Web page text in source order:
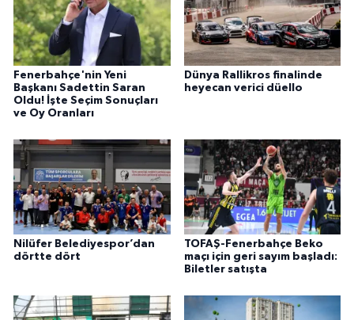
Fenerbahçe'nin Yeni
Başkanı Sadettin Saran
Oldu! İşte Seçim Sonuçları
ve Oy Oranları
Dünya Rallikros finalinde
heyecan verici düello
Nilüfer Belediyespor’dan
dörtte dört
TOFAŞ-Fenerbahçe Beko
maçı için geri sayım başladı:
Biletler satışta